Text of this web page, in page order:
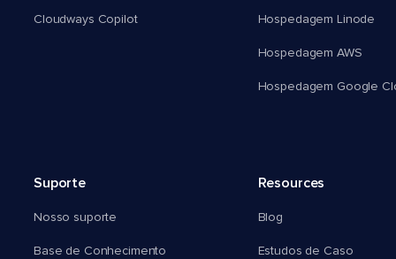
Cloudways Copilot Hospedagem Linode
Hospedagem AWS
Hospedagem Google
Suporte
Nosso suporte
Base de Conhecimento
Resources
Blog
Estudos de Caso